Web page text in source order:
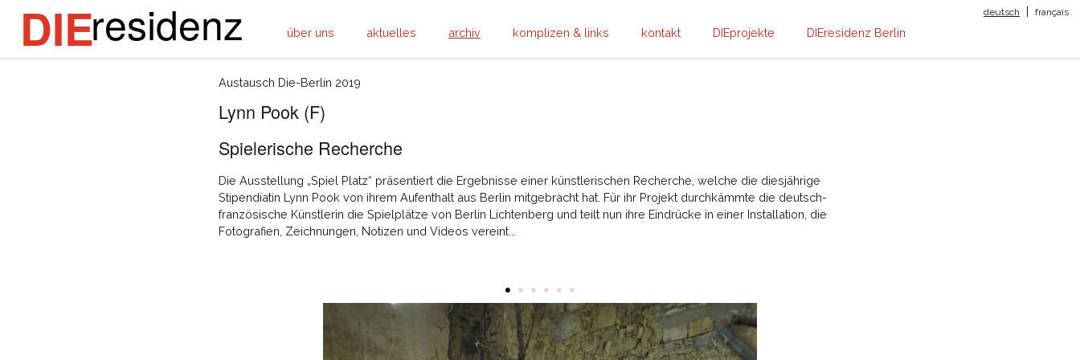
DIEresidenz über uns aktuelles archiv komplizen & links kontakt DIEprojekte DIEresidenz Berlin
deutsch | français
Austausch Die-Berlin 2019
Lynn Pook (F)
Spielerische Recherche
Die Ausstellung „Spiel Platz“ präsentiert die Ergebnisse einer künstlerischen Recherche, welche die diesjährige
Stipendiatin Lynn Pook von ihrem Aufenthalt aus Berlin mitgebracht hat. Für ihr Projekt durchkämmte die deutsch-
französische Künstlerin die Spielplätze von Berlin Lichtenberg und teilt nun ihre Eindrücke in einer Installation, die
Fotografien, Zeichnungen, Notizen und Videos vereint...
• • • • • •